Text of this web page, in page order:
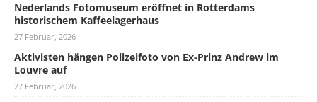
Nederlands Fotomuseum eröffnet in Rotterdams
historischem Kaffeelagerhaus
27 Februar, 2026
Aktivisten hängen Polizeifoto von Ex-Prinz Andrew im
Louvre auf
27 Februar, 2026